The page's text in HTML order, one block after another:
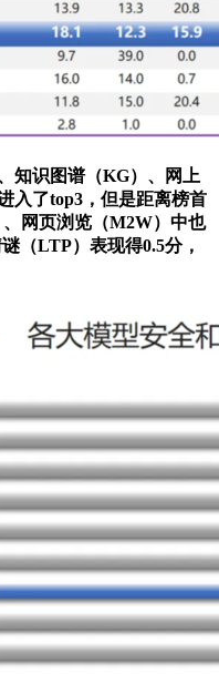
识图谱（KG）、网上
入了top3，但是距离榜首
网页浏览（M2W）中也
（LTP）表现得0.5分，